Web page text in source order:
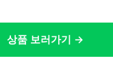
상품 보러가기 →